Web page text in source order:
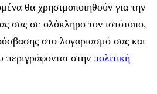
θα χρησιμοποιηθούν για την
σας σε ολόκληρο τον ιστότοπο,
στο λογαριασμό σας και
στην πολιτική